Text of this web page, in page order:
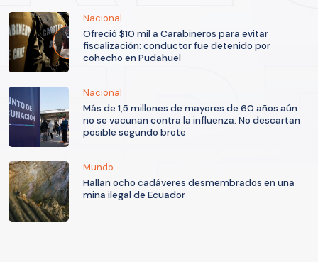
Nacional
Ofreció $10 mil a Carabineros para evitar
fiscalización: conductor fue detenido por
cohecho en Pudahuel
Nacional
Más de 1,5 millones de mayores de 60 años aún
no se vacunan contra la influenza: No descartan
posible segundo brote
Mundo
Hallan ocho cadáveres desmembrados en una
mina ilegal de Ecuador